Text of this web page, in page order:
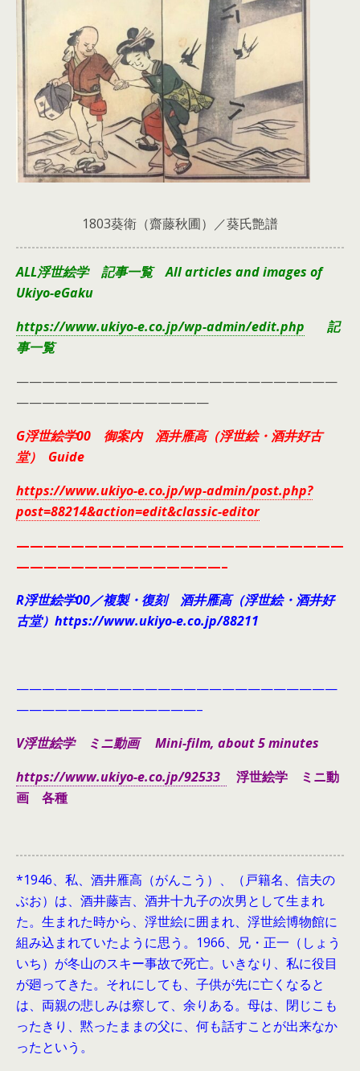
1803葵衛（齋藤秋圃）／葵氏艶譜
ALL浮世絵学 記事一覧 All articles and images of
Ukiyo-eGaku
https://www.ukiyo-e.co.jp/wp-admin/edit.php 記
事一覧
—————————————————————————
———————————————
G浮世絵学00 御案内 酒井雁高（浮世絵・酒井好古
堂） Guide
https://www.ukiyo-e.co.jp/wp-admin/post.php?
post=88214&action=edit&classic-editor
————————————————————————
———————————————–
R浮世絵学00／複製・復刻 酒井雁高（浮世絵・酒井好
古堂）https://www.ukiyo-e.co.jp/88211
—————————————————————————
——————————————–
V浮世絵学 ミニ動画 Mini-film, about 5 minutes
https://www.ukiyo-e.co.jp/92533
浮世絵学 ミニ動
画 各種
*1946、 私、酒井雁高（がんこう）、（戸籍名、信夫の
ぶお）は、酒井藤吉、酒井十九子の次男として生まれ
た。生まれた時から、浮世絵に囲まれ、浮世絵博物館に
組み込まれていたように思う。1966、兄・正一（しょう
いち）が冬山のスキー事故で死亡。いきなり、私に役目
が廻ってきた。それにしても、子供が先に亡くなると
は、両親の悲しみは察して、余りある。母は、閉じこも
ったきり、黙ったままの父に、何も話すことが出来なか
ったという。